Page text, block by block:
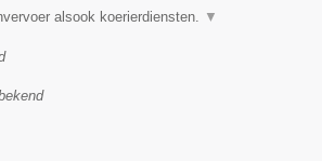
alsook koerierdiensten. ▼